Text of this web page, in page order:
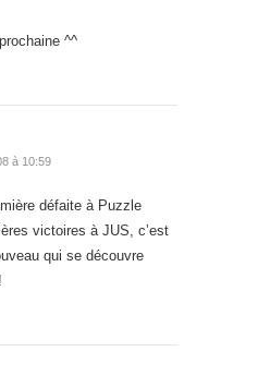
^^
à 10:59
défaite à Puzzle
victoires à JUS, c’est
qui se découvre